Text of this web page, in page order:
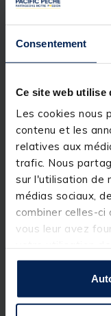
Consentement
Ce site web utilise
Les cookies nous
contenu et les
relatives aux
trafic. Nous
sur l'utilisation de
médias sociaux,
combiner celles-
vous leur avez
dessus de la
Idéal pour les
la ligne dans la
une
Disponible en
conditions :
lourd pour
vent.
Détails
Back leadlong
Améliore la
Simple à